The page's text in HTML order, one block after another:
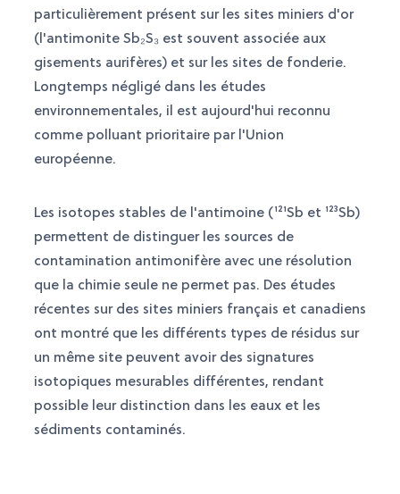
particulièrement présent sur les sites miniers d'or
(l'antimonite Sb₂S₃ est souvent associée aux
gisements aurifères) et sur les sites de fonderie.
Longtemps négligé dans les études
environnementales, il est aujourd'hui reconnu
comme polluant prioritaire par l'Union
européenne.
Les isotopes stables de l'antimoine (¹²¹Sb et ¹²³Sb)
permettent de distinguer les sources de
contamination antimonifère avec une résolution
que la chimie seule ne permet pas. Des études
récentes sur des sites miniers français et canadiens
ont montré que les différents types de résidus sur
un même site peuvent avoir des signatures
isotopiques mesurables différentes, rendant
possible leur distinction dans les eaux et les
sédiments contaminés.